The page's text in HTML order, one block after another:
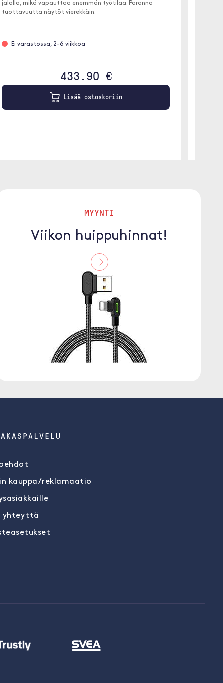
jalalla, mikä vapauttaa enemmän työtilaa. Paranna
tuottavuutta näytöt vierekkäin.
Ei varastossa, 2-6 viikkoa
433.90 €
Lisää ostoskoriin
MYYNTI
Viikon huippuhinnat!
kauppa/reklamaatio
yhteyttä